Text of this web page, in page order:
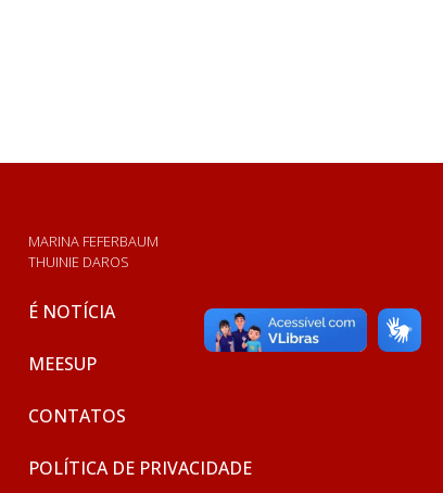
MARINA FEFERBAUM
THUINIE DAROS
É NOTÍCIA
MEESUP
CONTATOS
POLÍTICA DE PRIVACIDADE